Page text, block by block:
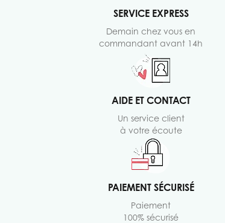
SERVICE EXPRESS
Demain chez vous en
commandant avant 14h
AIDE ET CONTACT
Un service client
à votre écoute
PAIEMENT SÉCURISÉ
Paiement
100% sécurisé